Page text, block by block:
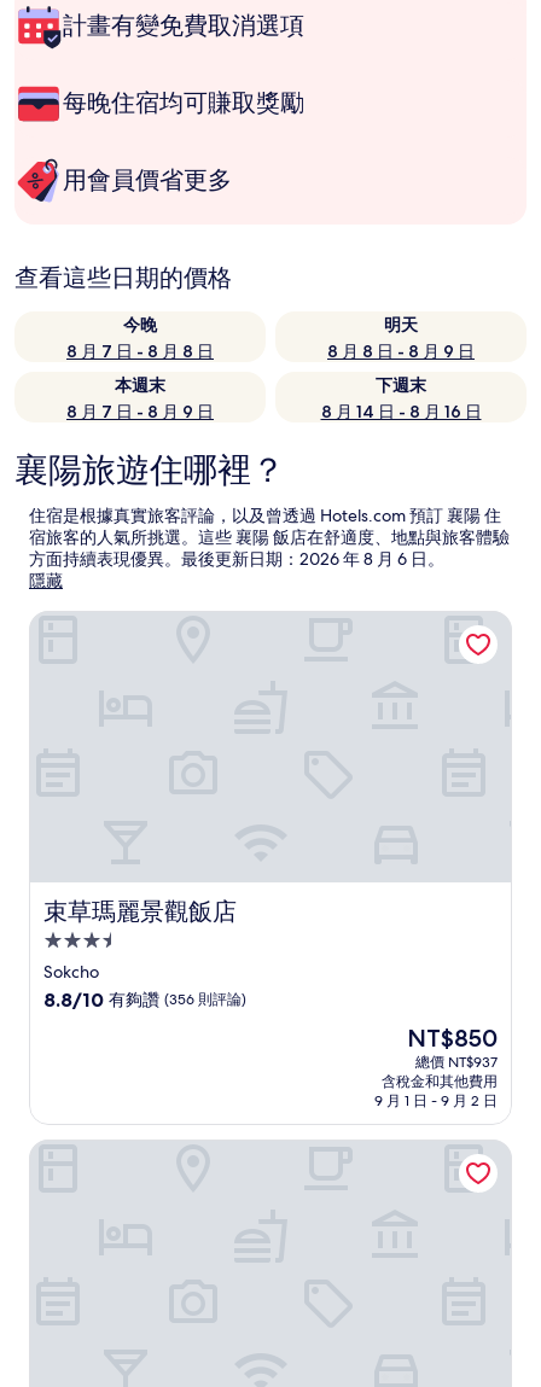
計畫有變免費取消選項
每晚住宿均可賺取獎勵
用會員價省更多
查看這些日期的價格
今晚
8 月 7 日 - 8 月 8 日
明天
8 月 8 日 - 8 月 9 日
本週末
8 月 7 日 - 8 月 9 日
下週末
8 月 14 日 - 8 月 16 日
襄陽旅遊住哪裡？
住宿是根據真實旅客評論，以及曾透過 Hotels.com 預訂 襄陽 住
宿旅客的人氣所挑選。這些 襄陽 飯店在舒適度、地點與旅客體驗
方面持續表現優異。最後更新日期： 2026 年 8 月 6 日。
隱藏
束草瑪麗景觀飯店
束草瑪麗景觀飯店
3.5
星
級
Sokcho
8.8
有
夠
8.8/10 有夠讚 (356 則評論)
現
在
價
格
為
NT$850
NT$850
總價 NT$937
含稅金和其他費用
9 月 1 日 - 9 月 2 日
束草瑪麗景觀飯店
束草I Park套房飯店及度假村